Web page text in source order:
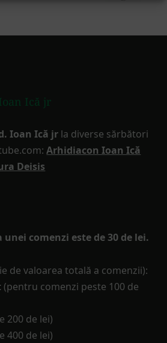
Ică jr
Ioan Ică jr la diverse sărbători
Arhidiacon Ioan Ică
Deisis
comenzi este de 30 de lei.
de valoarea totală a comenzii):
(pentru comenzi peste 100 de
200 de lei)
400 de lei)